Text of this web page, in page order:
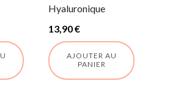
Hyaluronique
13,90€
AJOUTER AU
PANIER